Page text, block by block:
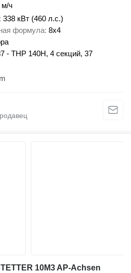
м/ч
338 кВт (460 л.с.)
формула 8x4
- THP 140H, 4 секций, 37
10M3 AP-Achsen